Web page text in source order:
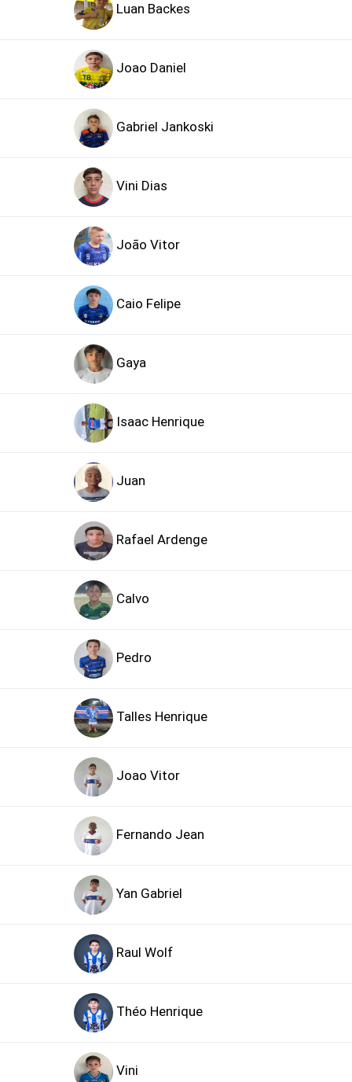
Luan Backes
Joao Daniel
Gabriel Jankoski
Vini Dias
João Vitor
Caio Felipe
Gaya
Isaac Henrique
Juan
Rafael Ardenge
Calvo
Pedro
Talles Henrique
Joao Vitor
Fernando Jean
Yan Gabriel
Raul Wolf
Théo Henrique
Vini